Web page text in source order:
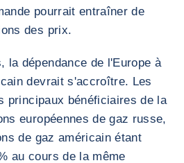
pourrait entraîner de
des prix.
la dépendance de l'Europe à
devrait s'accroître. Les
principaux bénéficiaires de la
européennes de gaz russe,
de gaz américain étant
au cours de la même